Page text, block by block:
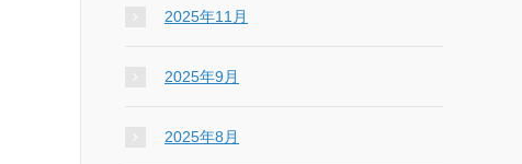
2025年11月
2025年9月
2025年8月